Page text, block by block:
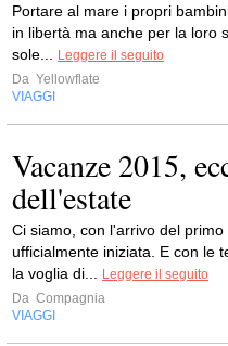
Portare al mare i propri
in libertà ma anche per la loro
sole...
Leggere il seguito
Da Yellowflate
VIAGGI
Vacanze 2015,
dell'estate
Ci siamo, con l'arrivo del
ufficialmente iniziata. E con le
la voglia di...
Leggere il seguito
Da Compagnia
VIAGGI